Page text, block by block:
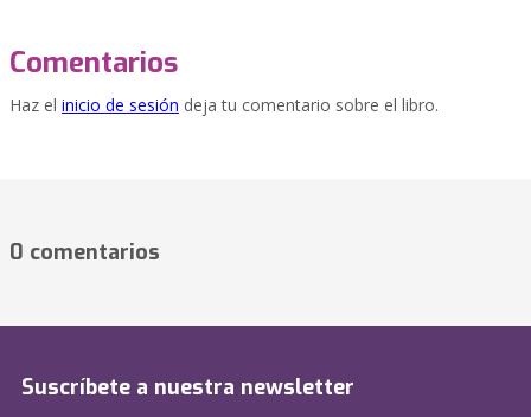
Comentarios
Haz el inicio de sesión deja tu comentario sobre el libro.
0 comentarios
Suscríbete a nuestra newsletter